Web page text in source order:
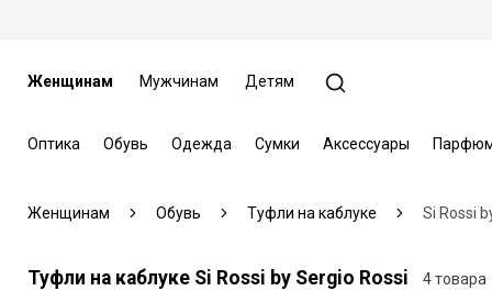
Женщинам Мужчинам Детям
Оптика Обувь Одежда Сумки Аксессуары
Женщинам Обувь Туфли на каблуке Si Rossi
Туфли на каблуке Si Rossi by Sergio Rossi 4 товара